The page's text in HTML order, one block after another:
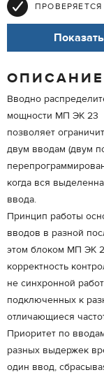
ОПИСАНИЕ
Вводно
мощности МП ЭК 23
позволяет
двум вводам (двум
когда вся
ввода.
Принцип работы
вводов в разной
этом блоком МП ЭК
корректность
не синхронной
подключенных к
отличающиеся
Приоритет по
разных выдержек
один ввод,